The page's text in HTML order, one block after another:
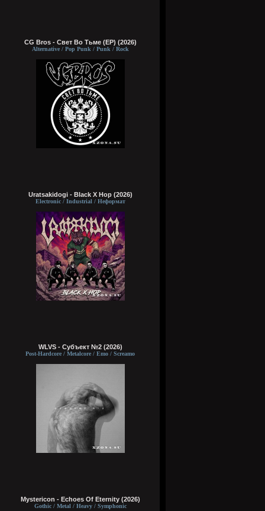
CG Bros - Свет Во Тьме (EP) (2026)
Alternative / Pop Punk / Punk / Rock
Uratsakidogi - Black X Hop (2026)
Electronic / Industrial / Неформат
WLVS - Субъект №2 (2026)
Post-Hardcore / Metalcore / Emo / Screamo
Mystericon - Echoes Of Eternity (2026)
Gothic / Metal / Heavy / Symphonic